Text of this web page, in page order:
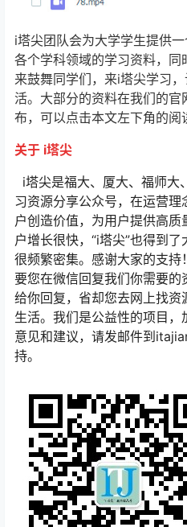
i塔尖团队会为大学学生提供
各个学科领域的学习资料，
来鼓舞同学们，来i塔尖学习
活。大部分的资料在我们的官
布，可以点击本文左下角的阅
关于 i塔尖
i塔尖是福大、厦大、福师大
习资源分享公众号，在运营理
户创造价值，为用户提供高质
户增长很快，“i塔尖”也得到
很频繁密集。感谢大家的支持
要您在微信回复我们你需要的
给你回复，省却您去网上找
生活。我们是公益性的项目
意见和建议，请发邮件到
持。